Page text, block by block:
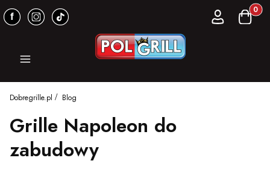
Zaloguj sięKoszyk
Menu
Dobregrille.pl Blog
Grille Napoleon do
zabudowy